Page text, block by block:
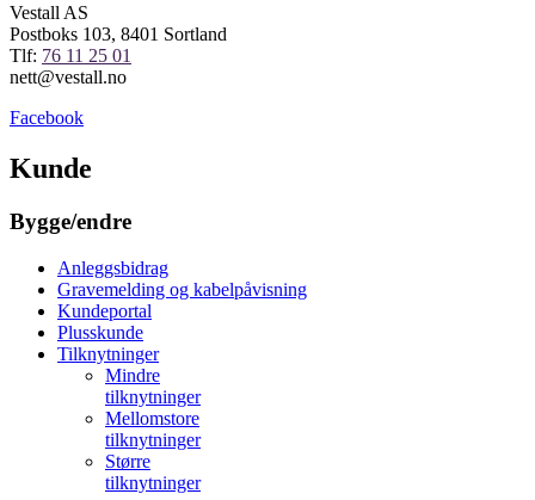
Vestall AS
Postboks 103, 8401 Sortland
Tlf: 76 11 25 01
nett@vestall.no
Facebook
Kunde
Bygge/endre
Anleggsbidrag
Gravemelding og kabelpåvisning
Kundeportal
Plusskunde
Tilknytninger
Mindre
tilknytninger
Mellomstore
tilknytninger
Større
tilknytninger